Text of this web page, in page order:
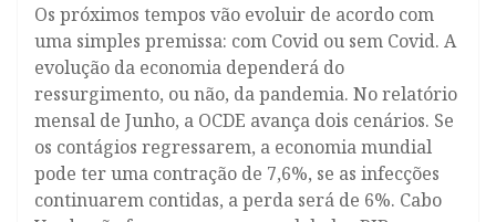
Os próximos tempos vão evoluir de acordo com
uma simples premissa: com Covid ou sem Covid. A
evolução da economia dependerá do
ressurgimento, ou não, da pandemia. No relatório
mensal de Junho, a OCDE avança dois cenários. Se
os contágios regressarem, a economia mundial
pode ter uma contração de 7,6%, se as infecções
continuarem contidas, a perda será de 6%. Cabo